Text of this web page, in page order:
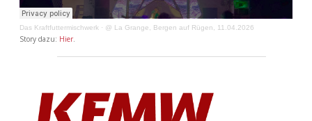
Das Kraftfuttermischwerk · @ La Grange, Bergen auf Rügen, 11.04.2026
Story dazu: Hier.